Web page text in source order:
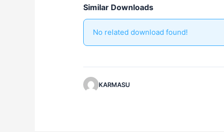
Similar Downloads
No related download found!
KARMASU